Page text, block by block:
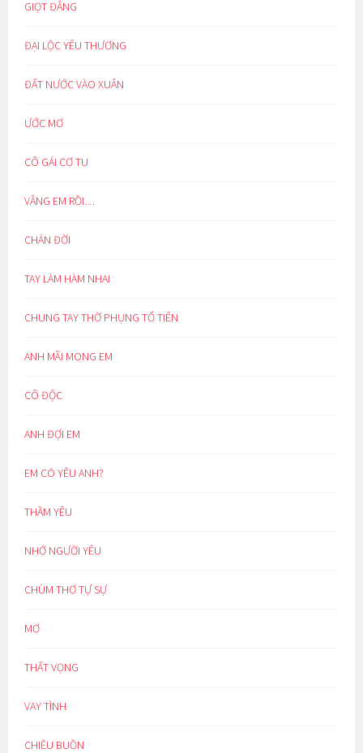
GIỌT ĐẮNG
ĐẠI LỘC YÊU THƯƠNG
ĐẤT NƯỚC VÀO XUÂN
ƯỚC MƠ
CÔ GÁI CƠ TU
VẮNG EM RỒI…
CHÁN ĐỜI
TAY LÀM HÀM NHAI
CHUNG TAY THỜ PHỤNG TỔ TIÊN
ANH MÃI MONG EM
CÔ ĐỘC
ANH ĐỢI EM
EM CÓ YÊU ANH?
THẦM YÊU
NHỚ NGƯỜI YÊU
CHÙM THƠ TỰ SỰ
MƠ
THẤT VỌNG
VAY TÌNH
CHIỀU BUỒN